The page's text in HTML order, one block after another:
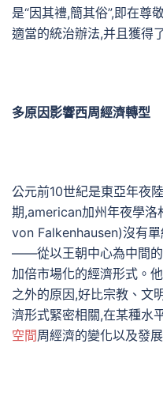
是“因其禮,簡其俗”,即在尊
適當的統治辦法,并且獲得
多原因影響西周經濟轉型
公元前10世紀是東亞年夜
期,american加州年夜學
von Falkenhausen)沒有
——從以王朝中心為中間的
加倍市場化的經濟形式。
之外的原因,好比宗教、文
濟形式緊密相關,在某種水
空間周經濟的變化以及發展